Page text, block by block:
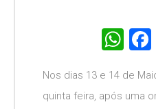
Nos dias 13 e 14 de
quinta feira, após uma